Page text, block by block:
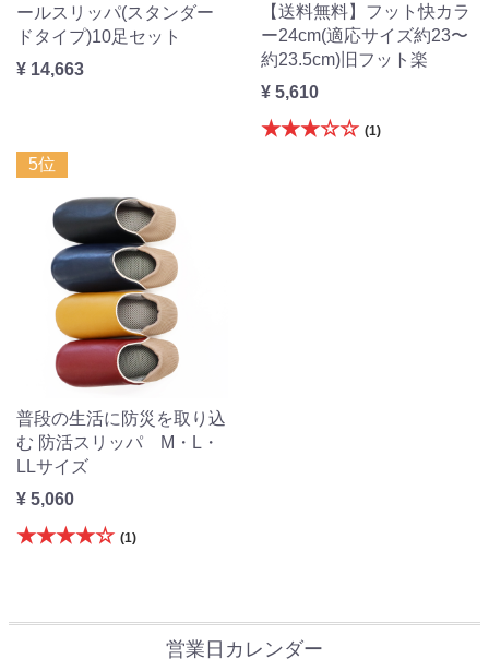
ールスリッパ(スタンダー
ドタイプ)10足セット
¥ 14,663
【送料無料】フット快カラ
ー24cm(適応サイズ約23〜
約23.5cm)旧フット楽
¥ 5,610
★★★☆☆ (1)
5位
普段の生活に防災を取り込
む 防活スリッパ M・L・
LLサイズ
¥ 5,060
★★★★☆ (1)
営業日カレンダー